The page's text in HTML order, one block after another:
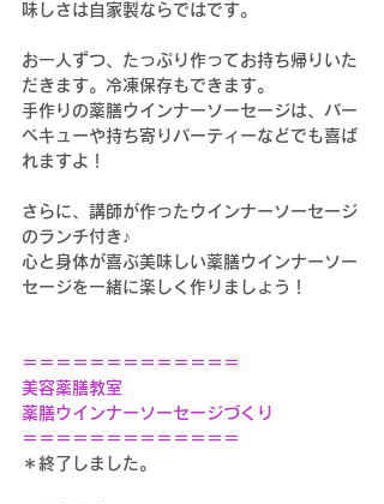
味しさは自家製ならではです。
お一人ずつ、たっぷり作ってお持ち帰りいた
だきます。冷凍保存もできます。
手作りの薬膳ウインナーソーセージは、バー
ベキューや持ち寄りパーティーなどでも喜ば
れますよ！
さらに、講師が作ったウインナーソーセージ
のランチ付き♪
心と身体が喜ぶ美味しい薬膳ウインナーソー
セージを一緒に楽しく作りましょう！
＝＝＝＝＝＝＝＝＝＝＝ ＝＝
美容薬膳教室
薬膳ウインナーソーセージづくり
＝＝＝＝＝＝＝＝＝＝＝＝＝
＊終了しました。